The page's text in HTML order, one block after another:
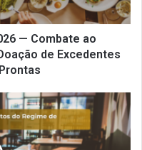
— Combate ao
de Excedentes